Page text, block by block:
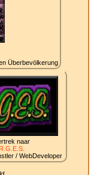
Überbevölkerung
naar
R.G.E.S.
/ WebDeveloper